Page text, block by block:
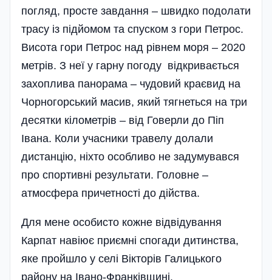
погляд, просте завдання – швидко подолати
трасу із підйомом та спуском з гори Петрос.
Висота гори Петрос над рівнем моря – 2020
метрів. З неї у гарну погоду відкривається
захоплива панорама – чудовий краєвид на
Чорногорський масив, який тягнеться на три
десятки кілометрів – від Говерли до Піп
Івана. Коли учасники травелу долали
дистанцію, ніхто особливо не задумувався
про спортивні результати. Головне –
атмосфера причетності до дійства.
Для мене особисто кожне відвідування
Карпат навіює приємні спогади дитинства,
яке пройшло у селі Вікторів Галицького
району на Івано-Франківщині.